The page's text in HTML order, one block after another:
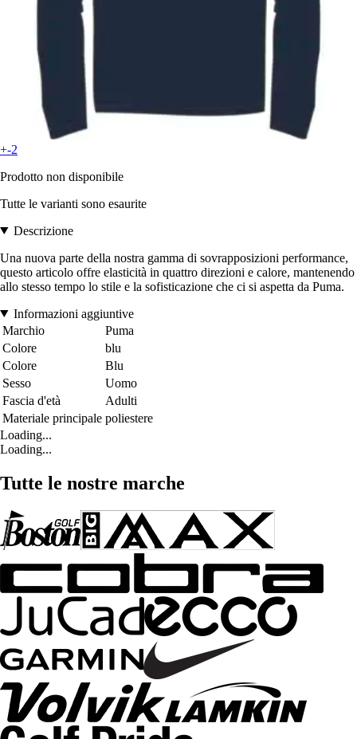
+-2
Prodotto non disponibile
Tutte le varianti sono esaurite
Descrizione
Una nuova parte della nostra gamma di sovrapposizioni performance,
questo articolo offre elasticità in quattro direzioni e calore, mantenendo
allo stesso tempo lo stile e la sofisticazione che ci si aspetta da Puma.
Informazioni aggiuntive
Marchio
Puma
Colore
blu
Colore
Blu
Sesso
Uomo
Fascia d'età
Adulti
Materiale principale poliestere
Loading...
Loading...
Tutte le nostre marche